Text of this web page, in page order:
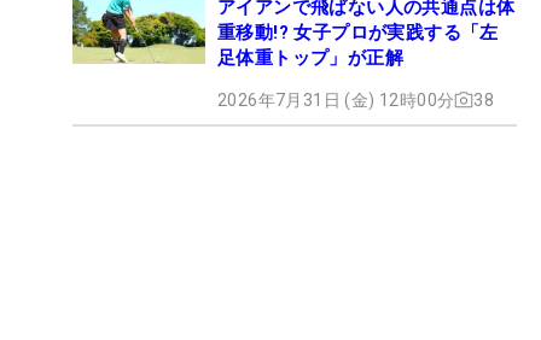
アイアンで飛ばない人の共通点は体
重移動!? 女子プロが実践する「左
足体重トップ」が正解
2026年7月31日 (金) 12時00分 38